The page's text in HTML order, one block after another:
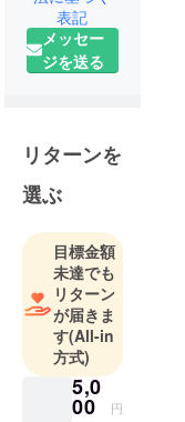
表記
メッセー
ジを送る
リターンを
選ぶ
目標金額
未達でも
リターン
が届きま
す(All-in
方式)
5,0
00 円